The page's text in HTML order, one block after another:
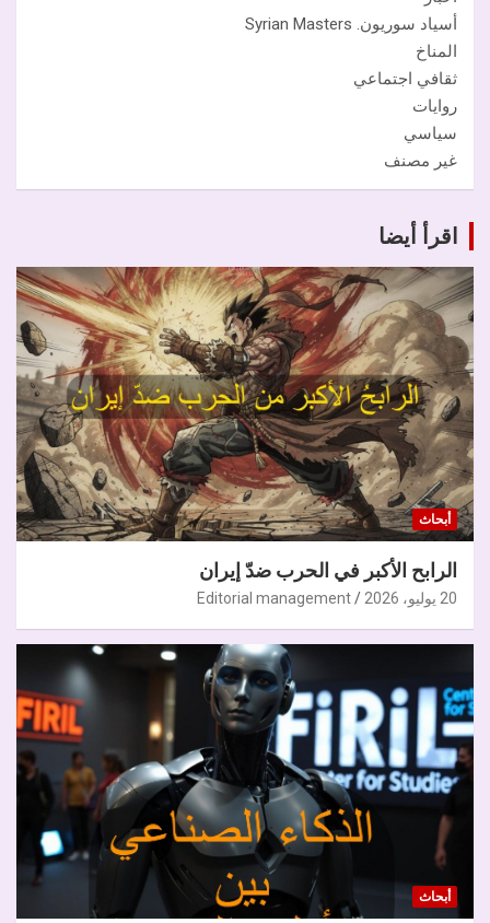
أسياد سوريون. Syrian Masters
المناخ
ثقافي اجتماعي
روايات
سياسي
غير مصنف
اقرأ أيضا
أبحاث
الرابح الأكبر في الحرب ضدّ إيران
20 يوليو، 2026 Editorial management
أبحاث